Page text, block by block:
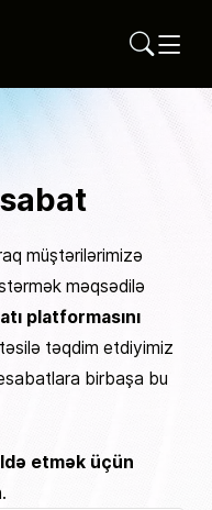
müştərilərimizə
məqsədilə
platformasını
təqdim etdiyimiz
birbaşa bu
etmək üçün